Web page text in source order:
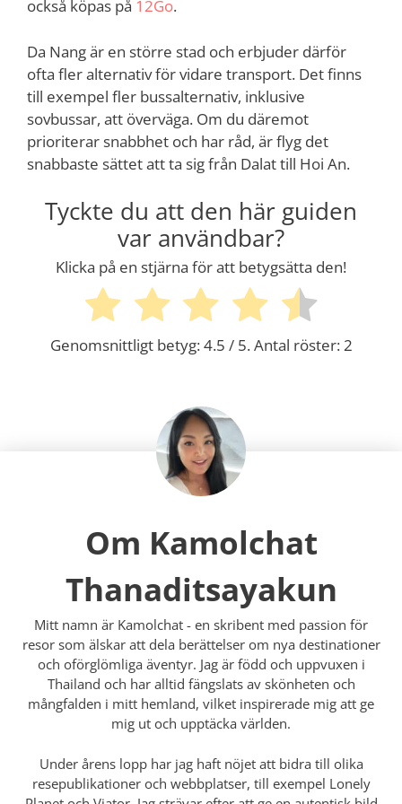
också köpas på 12Go.
Da Nang är en större stad och erbjuder därför
ofta fler alternativ för vidare transport. Det finns
till exempel fler bussalternativ, inklusive
sovbussar, att överväga. Om du däremot
prioriterar snabbhet och har råd, är flyg det
snabbaste sättet att ta sig från Dalat till Hoi An.
Tyckte du att den här guiden
var användbar?
Klicka på en stjärna för att betygsätta den!
Genomsnittligt betyg:4.5 / 5. Antal röster:2
Om Kamolchat
Thanaditsayakun
Mitt namn är Kamolchat - en skribent med passion för
resor som älskar att dela berättelser om nya destinationer
och oförglömliga äventyr. Jag är född och uppvuxen i
Thailand och har alltid fängslats av skönheten och
mångfalden i mitt hemland, vilket inspirerade mig att ge
mig ut och upptäcka världen.
Under årens lopp har jag haft nöjet att bidra till olika
resepublikationer och webbplatser, till exempel Lonely